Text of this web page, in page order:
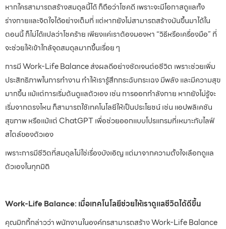
หากใครสามารถสร้างสมดุลนี้ได้ ก็ถือว่าโชคดี เพราะจะมีโอกาสดูแลทั้ง
ร่างกายและจิตใจได้อย่างเต็มที่ แต่หากยังไม่สามารถสร้างมันขึ้นมาได้ใน
ตอนนี้ ก็ไม่ได้แปลว่าโชคร้าย เพียงแค่เราต้องมองหา “วิธีหรือเครื่องมือ” ที่
จะช่วยให้เข้าใกล้จุดสมดุลมากขึ้นเรื่อย ๆ
การมี Work-Life Balance ส่งผลดีอย่างชัดเจนต่อชีวิต เพราะช่วยเพิ่ม
ประสิทธิภาพในการทำงาน ทำให้เรารู้สึกกระฉับกระเฉง มีพลัง และมีความสุข
มากขึ้น แม้แต่การเริ่มต้นดูแลตัวเอง เช่น การออกกำลังกาย หากยังไม่รู้จะ
เริ่มจากตรงไหน ก็สามารถใช้เทคโนโลยีให้เป็นประโยชน์ เช่น แอปพลิเคชัน
สุขภาพ หรือแม้แต่ ChatGPT เพื่อช่วยออกแบบโปรแกรมที่เหมาะกับไลฟ์
สไตล์ของตัวเอง
เพราะการมีชีวิตที่สมดุลไม่ใช่เรื่องบังเอิญ แต่มาจากความตั้งใจเลือกดูแล
ตัวเองในทุกมิติ
Work-Life Balance: เมื่อเทคโนโลยีช่วยให้เราดูแลชีวิตได้ดีขึ้น
คุณมิกกี้กล่าวว่า พนักงานในองค์กรสามารถสร้าง Work-Life Balance